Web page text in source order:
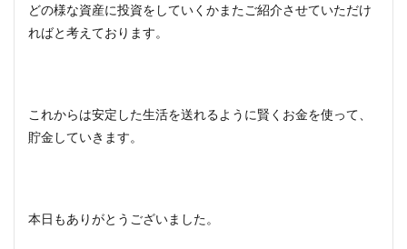
どの様な資産に投資をしていくかまたご紹介させていただけ
ればと考えております。
これからは安定した生活を送れるように賢くお金を使って、
貯金していきます。
本日もありがとうございました。